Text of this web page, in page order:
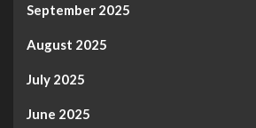
September 2025
August 2025
July 2025
June 2025